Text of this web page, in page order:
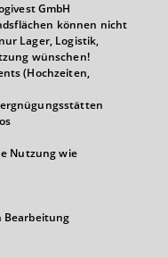
GmbH
können nicht
Lager, Logistik,
wünschen!
(Hochzeiten,
Nutzung wie
Bearbeitung